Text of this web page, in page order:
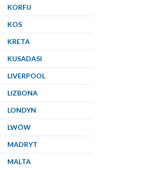
KORFU
KOS
KRETA
KUSADASI
LIVERPOOL
LIZBONA
LONDYN
LWÓW
MADRYT
MALTA